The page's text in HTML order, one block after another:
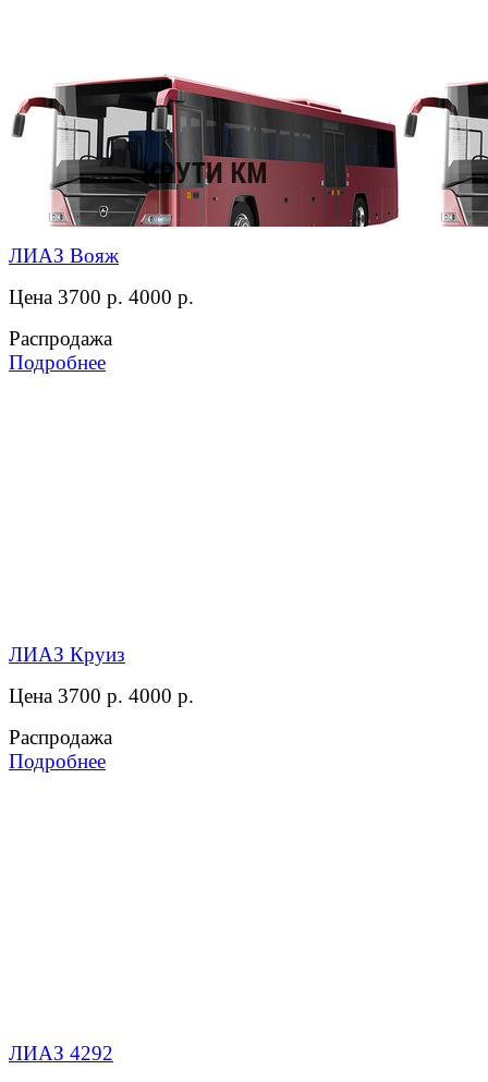
ЛИАЗ Вояж
Цена 3700 р. 4000 р.
Распродажа
Подробнее
ЛИАЗ Круиз
Цена 3700 р. 4000 р.
Распродажа
Подробнее
ЛИАЗ 4292